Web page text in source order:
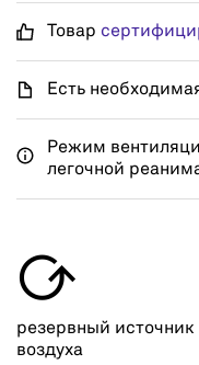
Товар
Есть
Режим
легочной

резервный источник
воздуха